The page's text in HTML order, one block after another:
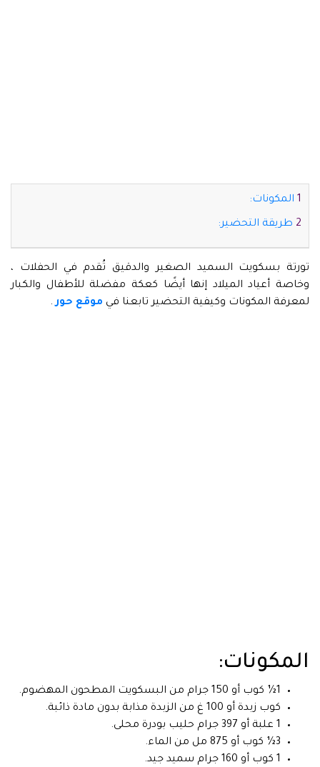
المكونات:
طريقة التحضير:
تورتة بسكويت السميد الصغير والدقيق تُقدم في الحفلات ،
وخاصة أعياد الميلاد إنها أيضًا كعكة مفضلة للأطفال والكبار
لمعرفة المكونات وكيفية التحضير تابعنا في موقع حور.
المكونات:
1½ كوب أو 150 جرام من البسكويت المطحون المهضوم.
كوب زبدة أو 100 غ من الزبدة مذابة بدون مادة ذائبة.
1 علبة أو 397 جرام حليب بودرة محلى.
3½ كوب أو 875 مل من الماء.
1 كوب أو 160 جرام سميد جيد.